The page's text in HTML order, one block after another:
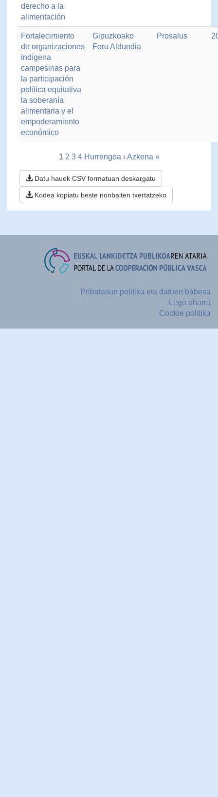
derecho a la
alimentación
Fortalecimiento
de organizaciones
indígena
campesinas para
la participación
política equitativa
la soberanía
alimentaria y el
empoderamiento
económico
Gipuzkoako
Foru Aldundia
Prosalus
1 2 3 4 Hurrengoa › Azkena »
Datu hauek CSV formatuan deskargatu
Kodea kopiatu beste nonbaiten txertatzeko
Pribatasun politika eta datuen babesa
Lege oharra
Cookie politika